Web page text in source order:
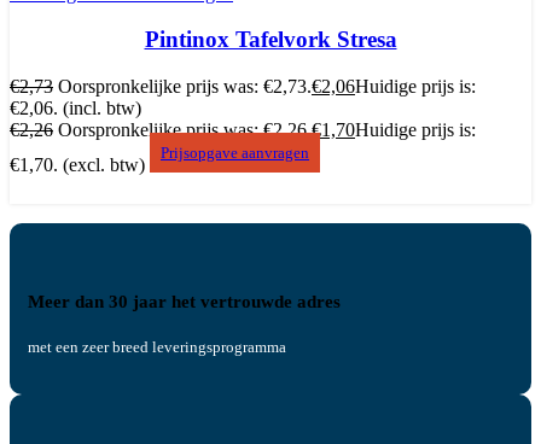
Pintinox Tafelvork Stresa
€2,73 Oorspronkelijke prijs was: €2,73.€2,06Huidige prijs is:
€2,06. (incl. btw)
€2,26 Oorspronkelijke prijs was: €2,26.€1,70Huidige prijs is:
€1,70. (excl. btw)
Prijsopgave aanvragen
Meer dan 30 jaar het vertrouwde adres
met een zeer breed leveringsprogramma